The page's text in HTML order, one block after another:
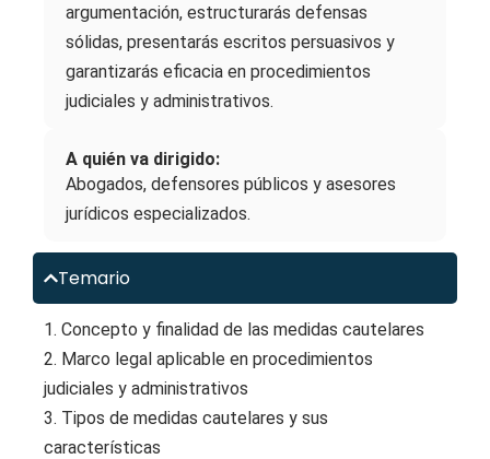
argumentación, estructurarás defensas
sólidas, presentarás escritos persuasivos y
garantizarás eficacia en procedimientos
judiciales y administrativos.
A quién va dirigido:
Abogados, defensores públicos y asesores
jurídicos especializados.
Temario
1. Concepto y finalidad de las medidas cautelares
2. Marco legal aplicable en procedimientos
judiciales y administrativos
3. Tipos de medidas cautelares y sus
características